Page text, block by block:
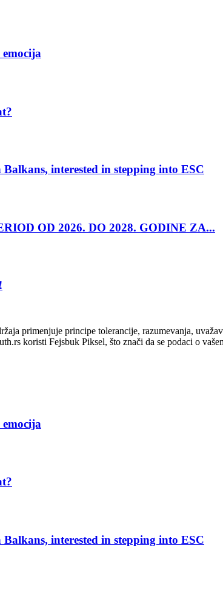
interested in stepping into ESC
OD 2026. DO 2028. GODINE ZA...
primenjuje principe tolerancije, razumevanja,
koristi Fejsbuk Piksel, što znači da se podaci o
interested in stepping into ESC